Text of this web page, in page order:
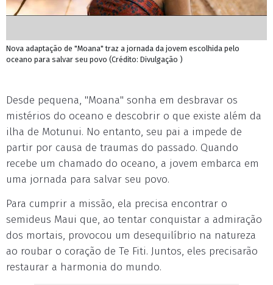
Nova adaptação de "Moana" traz a jornada da jovem escolhida pelo
oceano para salvar seu povo (Crédito: Divulgação )
Desde pequena, "Moana" sonha em desbravar os
mistérios do oceano e descobrir o que existe além da
ilha de Motunui. No entanto, seu pai a impede de
partir por causa de traumas do passado. Quando
recebe um chamado do oceano, a jovem embarca em
uma jornada para salvar seu povo.
Para cumprir a missão, ela precisa encontrar o
semideus Maui que, ao tentar conquistar a admiração
dos mortais, provocou um desequilíbrio na natureza
ao roubar o coração de Te Fiti. Juntos, eles precisarão
restaurar a harmonia do mundo.